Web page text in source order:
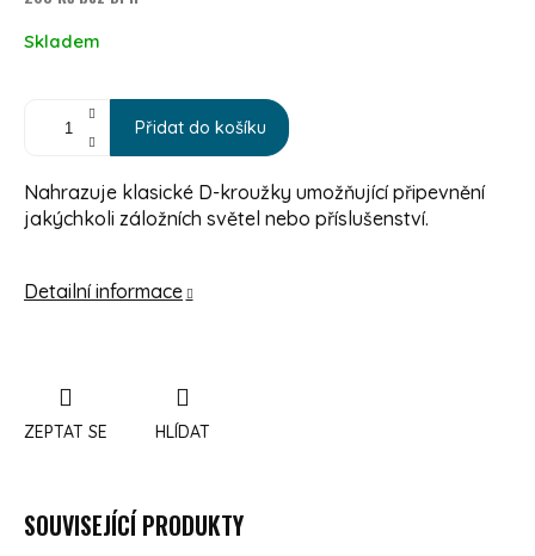
Měrná cena:
Skladem
Přidat do košíku
Nahrazuje klasické D-kroužky umožňující připevnění
jakýchkoli záložních světel nebo příslušenství.
Detailní informace
ZEPTAT SE HLÍDAT
SOUVISEJÍCÍ PRODUKTY